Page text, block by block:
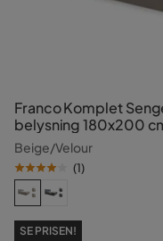
Franco Komplet
belysning 180x200
Beige/Velour
(1)
SE PRISEN!